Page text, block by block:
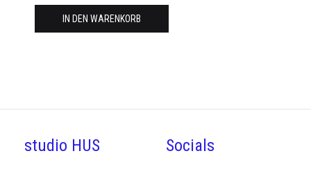
IN DEN WARENKORB
studio HUS Socials